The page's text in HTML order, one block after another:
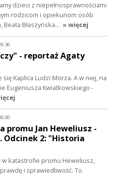
dzieci z niepełnosprawnościami
rodzicom i opiekunom osób
Beata Błaszyńska… » więcej
- reportaż Agaty
Kaplica Ludzi Morza. A w niej, na
Eugeniusza Kwiatkowskiego -
promu Jan Heweliusz -
Odcinek 2: "Historia
w katastrofie promu Heweliusz,
i sprawiedliwość. To